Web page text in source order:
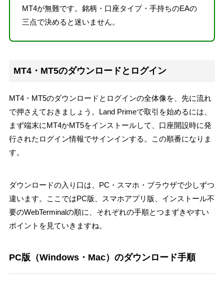
MT4が無難です。銘柄・口座タイプ・手持ちのEAの
三点で決めると迷いません。
MT4・MT5のダウンロードとログイン
MT4・MT5のダウンロードとログインの全体像を、先に流れ
で押さえておきましょう。Land Primeで取引を始めるには、
まず端末にMT4かMT5をインストールして、口座開設時に発
行されたログイン情報でサインインする。この順番になりま
す。
ダウンロードの入り口は、PC・スマホ・ブラウザで少しずつ
違います。ここではPC版、スマホアプリ版、インストール不
要のWebTerminalの順に、それぞれの手順とつまずきやすい
ポイントを見ていきますね。
PC版（Windows・Mac）のダウンロード手順